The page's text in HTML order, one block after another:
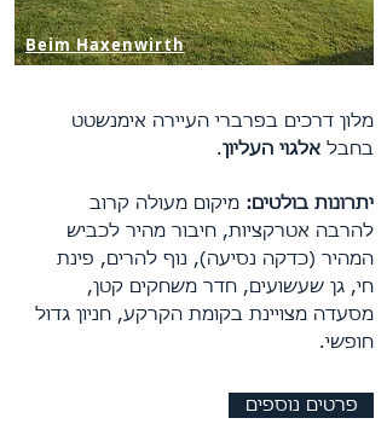
Beim Haxenwirth
מלון דרכים בפרברי העיירה אימנשטט
בחבל אלגוי העליון.
יתרונות בולטים: מיקום מעולה קרוב
להרבה אטרקציות, חיבור מהיר לכביש
המהיר (כדקה נסיעה), נוף להרים, פינת
חי, גן שעשועים, חדר משחקים קטן,
מסעדה מצויינת בקומת הקרקע, חניון גדול
חופשי.
פרטים נוספים